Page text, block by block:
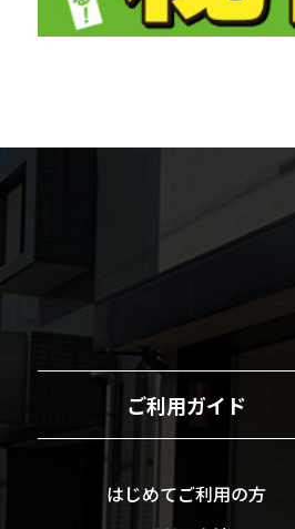
ご利用ガイド
はじめてご利用の方